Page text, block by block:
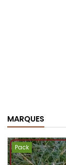
MARQUES
Pack